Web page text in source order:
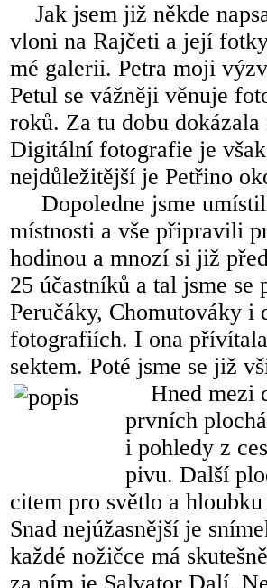
Jak jsem již někde
vloni na Rajčeti a její
mé galerii. Petra moji
Petul se vážněji věnuje
roků. Za tu dobu
Digitální fotografie je
nejdůležitější je Petřino
Dopoledne jsme
místnosti a vše připravili
hodinou a mnozí si již
25 účastníků a tal jsme
Peručáky, Chomutováky i
fotografiích. I ona
sektem. Poté jsme se již
Hned mezi
prvních
i pohledy z
pivu. Další
citem pro světlo a
Snad nejúžasnější je
každé nožičce má